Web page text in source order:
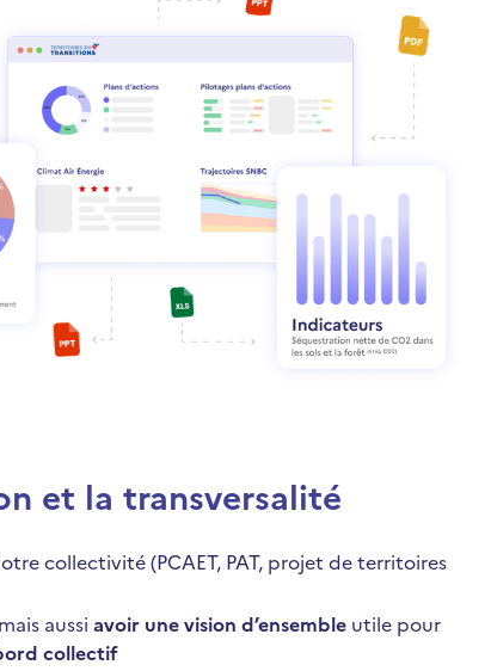
et la transversalité
collectivité (PCAET, PAT, projet de territoires
aussi avoir une vision d’ensemble utile pour
collectif